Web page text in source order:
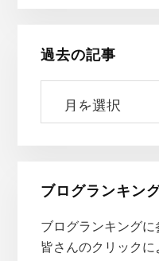
過去の記事
ブログランキン
ブログランキングに
皆さんのクリック